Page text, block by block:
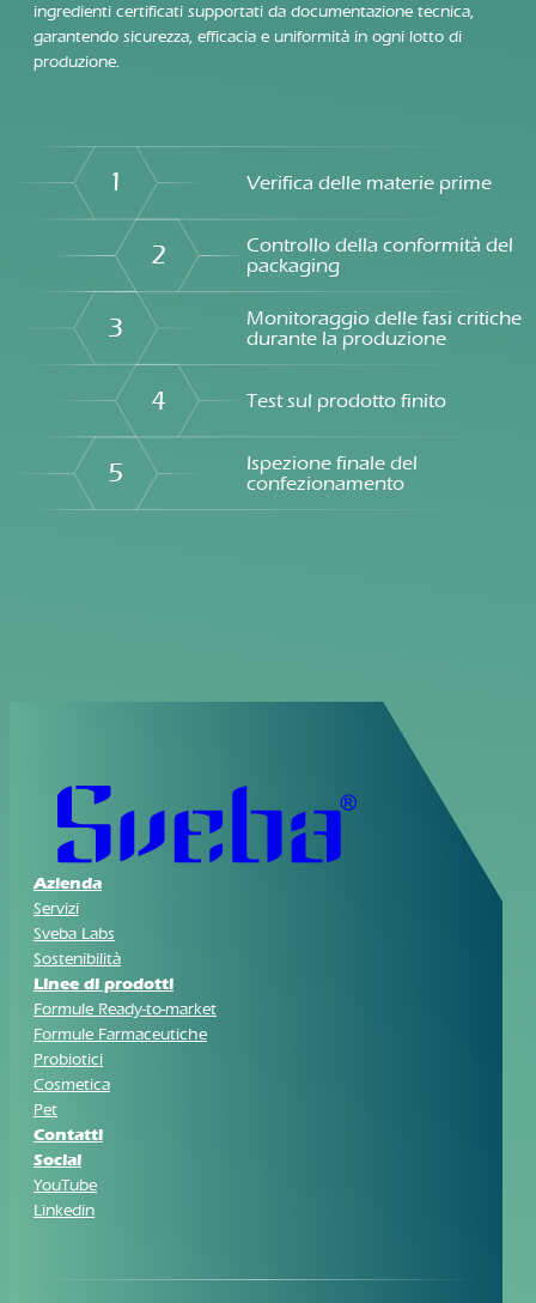
ingredienti certificati supportati da documentazione tecnica,
garantendo sicurezza, efficacia e uniformità in ogni lotto di
produzione.
1
2
3
4
5
Verifica delle materie prime
Controllo della conformità del
packaging
Monitoraggio delle fasi critiche
durante la produzione
Test sul prodotto finito
Ispezione finale del
confezionamento
Azienda
Servizi
Sveba Labs
Sostenibilità
Linee di prodotti
Formule Ready-to-market
Formule Farmaceutiche
Probiotici
Cosmetica
Pet
Contatti
Social
YouTube
Linkedin